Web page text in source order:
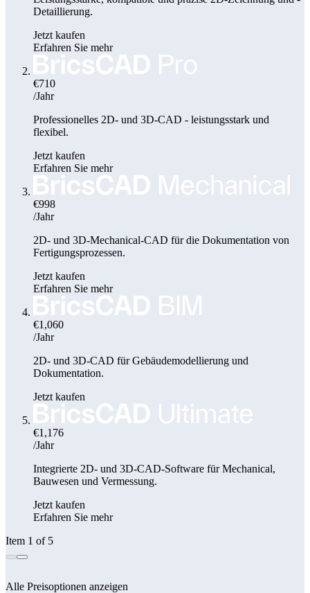
Detaillierung.
Jetzt kaufen
Erfahren Sie mehr
€710
/Jahr
Professionelles 2D- und 3D-CAD - leistungsstark und
flexibel.
Jetzt kaufen
Erfahren Sie mehr
€998
/Jahr
2D- und 3D-Mechanical-CAD für die Dokumentation von
Fertigungsprozessen.
Jetzt kaufen
Erfahren Sie mehr
€1,060
/Jahr
2D- und 3D-CAD für Gebäudemodellierung und
Dokumentation.
Jetzt kaufen
€1,176
/Jahr
Integrierte 2D- und 3D-CAD-Software für Mechanical,
Bauwesen und Vermessung.
Jetzt kaufen
Erfahren Sie mehr
Item 1 of 5
Alle Preisoptionen anzeigen